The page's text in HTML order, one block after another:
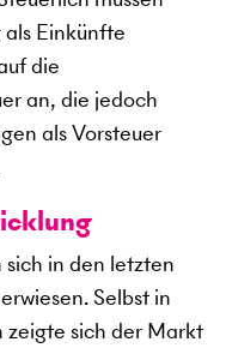
Einkünfte
die
an, die jedoch
als Vorsteuer
in den letzten
Selbst in
sich der Markt